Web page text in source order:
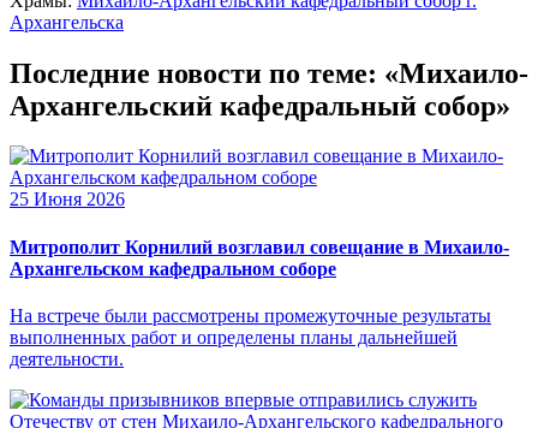
Архангельска
Последние новости по теме: «Михаило-
Архангельский кафедральный собор»
25 Июня 2026
Митрополит Корнилий возглавил совещание в Михаило-
Архангельском кафедральном соборе
На встрече были рассмотрены промежуточные результаты
выполненных работ и определены планы дальнейшей
деятельности.